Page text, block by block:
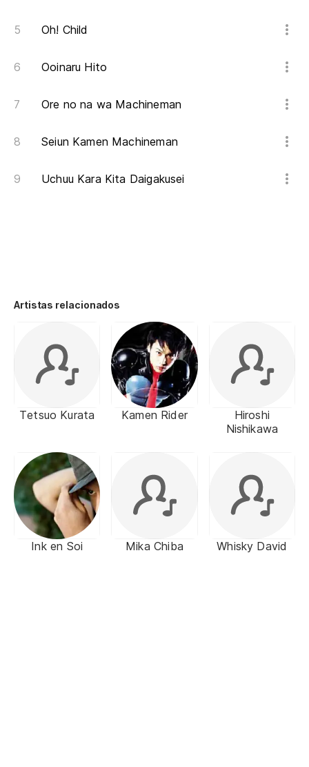
Oh! Child
Ooinaru Hito
Ore no na wa Machineman
Seiun Kamen Machineman
Uchuu Kara Kita Daigakusei
Artistas relacionados
Tetsuo Kurata Kamen Rider
Hiroshi
Nishikawa
Ink en Soi Mika Chiba Whisky David